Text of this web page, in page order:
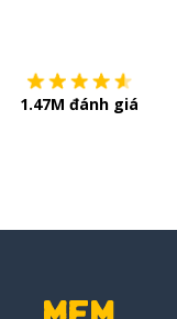
1.47M đánh giá